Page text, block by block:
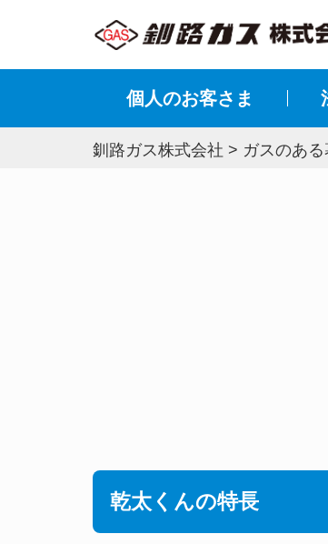
個人のお客さま
釧路ガス株式会社 > ガスのある
乾太くんの特長